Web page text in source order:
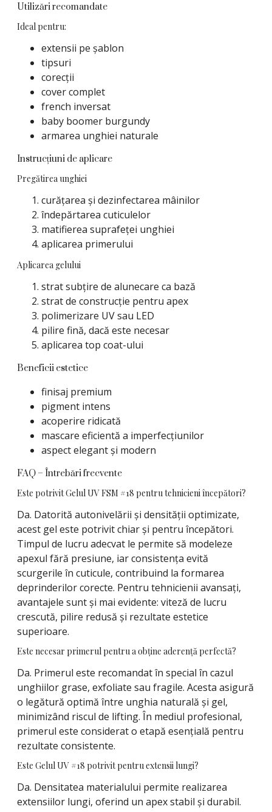
Utilizări recomandate
Ideal pentru:
extensii pe șablon
tipsuri
corecții
cover complet
french inversat
baby boomer burgundy
armarea unghiei naturale
Instrucțiuni de aplicare
Pregătirea unghiei
curățarea și dezinfectarea mâinilor
îndepărtarea cuticulelor
matifierea suprafeței unghiei
aplicarea primerului
Aplicarea gelului
strat subțire de alunecare ca bază
strat de construcție pentru apex
polimerizare UV sau LED
pilire fină, dacă este necesar
aplicarea top coat-ului
Beneficii estetice
finisaj premium
pigment intens
acoperire ridicată
mascare eficientă a imperfecțiunilor
aspect elegant și modern
FAQ – Întrebări frecvente
Este potrivit Gelul UV FSM #18 pentru tehnicieni începători?
Da. Datorită autonivelării și densității optimizate,
acest gel este potrivit chiar și pentru începători.
Timpul de lucru adecvat le permite să modeleze
apexul fără presiune, iar consistența evită
scurgerile în cuticule, contribuind la formarea
deprinderilor corecte. Pentru tehnicienii avansați,
avantajele sunt și mai evidente: viteză de lucru
crescută, pilire redusă și rezultate estetice
superioare.
Este necesar primerul pentru a obține aderență perfectă?
Da. Primerul este recomandat în special în cazul
unghiilor grase, exfoliate sau fragile. Acesta asigură
o legătură optimă între unghia naturală și gel,
minimizând riscul de lifting. În mediul profesional,
primerul este considerat o etapă esențială pentru
rezultate consistente.
Este Gelul UV #18 potrivit pentru extensii lungi?
Da. Densitatea materialului permite realizarea
extensiilor lungi, oferind un apex stabil și durabil.